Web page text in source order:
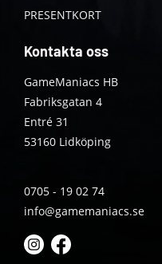
PRESENTKORT
Kontakta oss
GameManiacs HB
Fabriksgatan 4
Entré 31
53160 Lidköping
0705 - 19 02 74
info@gamemaniacs.se